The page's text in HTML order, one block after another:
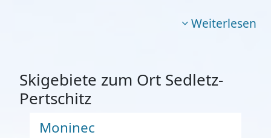
Weiterlesen
Skigebiete zum Ort Sedletz-
Pertschitz
Moninec